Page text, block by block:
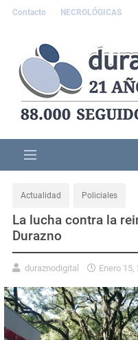
Contacto NECROLÓGICAS
Actualidad Policiales
La lucha contra la
Durazno
duraznodigital Enero 15,